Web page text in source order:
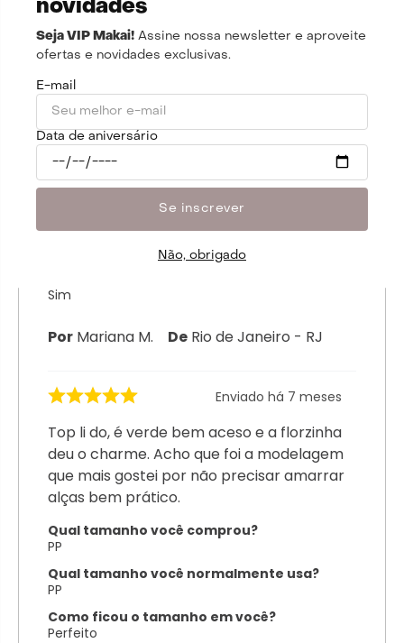
Vestiu incrivelmente bem mas nao tive
confiança em usar a florzinha pra ir na
agua por exemplo, ela sai um pouco com
facilidade…
Qual tamanho você comprou?
G
Qual tamanho você normalmente usa?
G
Perfeito
Você recomendaria esse produto pra
Sim
Por Mariana M. De Rio de Janeiro - RJ
Enviado há 7 meses
Top li do, é verde bem aceso e a florzinha
deu o charme. Acho que foi a modelagem
que mais gostei por não precisar amarrar
alças bem prático.
Qual tamanho você comprou?
PP
Qual tamanho você normalmente usa?
PP
Como ficou o tamanho em você?
Perfeito
novidades
Seja VIP Makai! Assine nossa newsletter e aproveite
ofertas e novidades exclusivas.
E-mail
Data de aniversário
Se inscrever
Não, obrigado